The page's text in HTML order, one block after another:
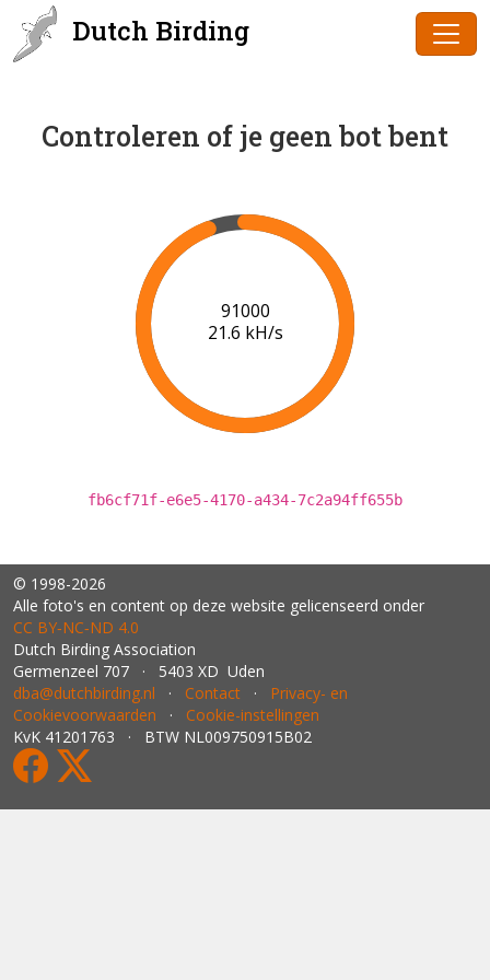
Dutch Birding
Controleren of je geen bot bent
91000
21.6 kH/s
fb6cf71f-e6e5-4170-a434-7c2a94ff655b
© 1998-2026
Alle foto's en content op deze website gelicenseerd onder
CC BY‑NC‑ND 4.0
Dutch Birding Association
Germenzeel 707 · 5403 XD Uden
dba@dutchbirding.nl · Contact · Privacy- en
Cookievoorwaarden · Cookie-instellingen
KvK 41201763 · BTW NL009750915B02